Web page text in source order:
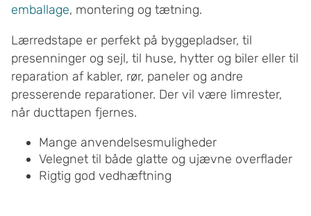
emballage, montering og tætning.
Lærredstape er perfekt på byggepladser, til
presenninger og sejl, til huse, hytter og biler eller til
reparation af kabler, rør, paneler og andre
presserende reparationer. Der vil være limrester,
når ducttapen fjernes.
Mange anvendelsesmuligheder
Velegnet til både glatte og ujævne overflader
Rigtig god vedhæftning